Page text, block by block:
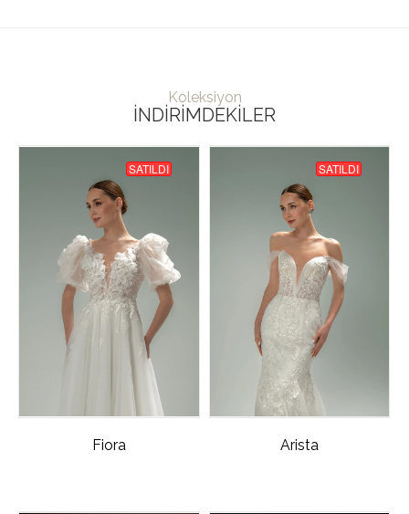
Koleksiyon
İNDIRIMDEKILER
SATILDI
Fiora
SATILDI
Arista